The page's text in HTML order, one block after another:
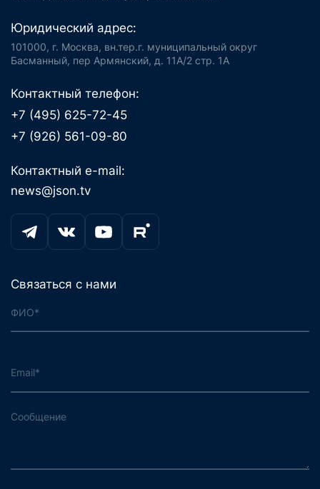
Юридический адрес:
101000, г. Москва, вн.тер.г. муниципальный округ
Басманный, пер Армянский, д. 11А/2 стр. 1А
Контактный телефон:
+7 (495) 625-72-45
+7 (926) 561-09-80
Контактный e-mail:
news@json.tv
Связаться с нами